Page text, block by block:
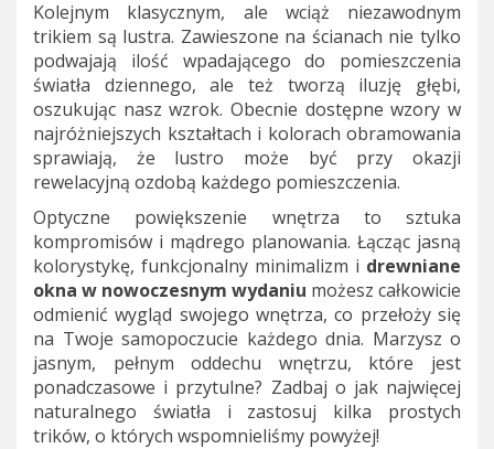
Kolejnym klasycznym, ale wciąż niezawodnym
trikiem są lustra. Zawieszone na ścianach nie tylko
podwajają ilość wpadającego do pomieszczenia
światła dziennego, ale też tworzą iluzję głębi,
oszukując nasz wzrok. Obecnie dostępne wzory w
najróżniejszych kształtach i kolorach obramowania
sprawiają, że lustro może być przy okazji
rewelacyjną ozdobą każdego pomieszczenia.
Optyczne powiększenie wnętrza to sztuka
kompromisów i mądrego planowania. Łącząc jasną
kolorystykę, funkcjonalny minimalizm i drewniane
okna w nowoczesnym wydaniu możesz całkowicie
odmienić wygląd swojego wnętrza, co przełoży się
na Twoje samopoczucie każdego dnia. Marzysz o
jasnym, pełnym oddechu wnętrzu, które jest
ponadczasowe i przytulne? Zadbaj o jak najwięcej
naturalnego światła i zastosuj kilka prostych
trików, o których wspomnieliśmy powyżej!